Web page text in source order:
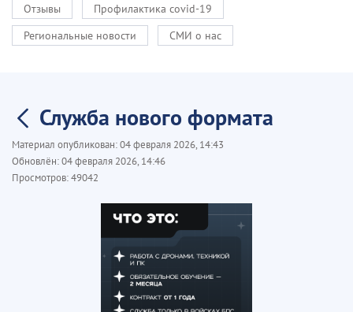
Отзывы
Профилактика covid-19
Региональные новости
СМИ о нас
Служба нового формата
Материал опубликован:04 февраля 2026, 14:43
Обновлён:04 февраля 2026, 14:46
Просмотров:49042